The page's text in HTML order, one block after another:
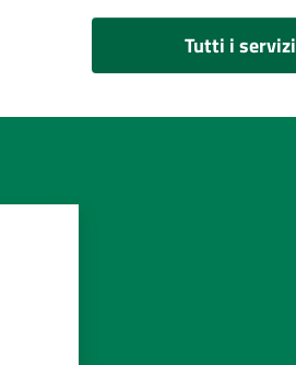
Tutti i servizi